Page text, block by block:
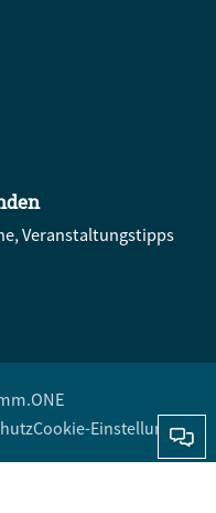
Veranstaltungstipps
Cookie-Einstellungen